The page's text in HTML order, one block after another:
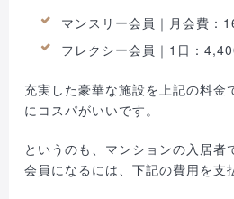
マンスリー会員｜月会費：
フレクシー会員｜1日：
充実した豪華な施設を上記の料金
にコスパがいいです。
というのも、マンションの入居者
会員になるには、下記の費用を支